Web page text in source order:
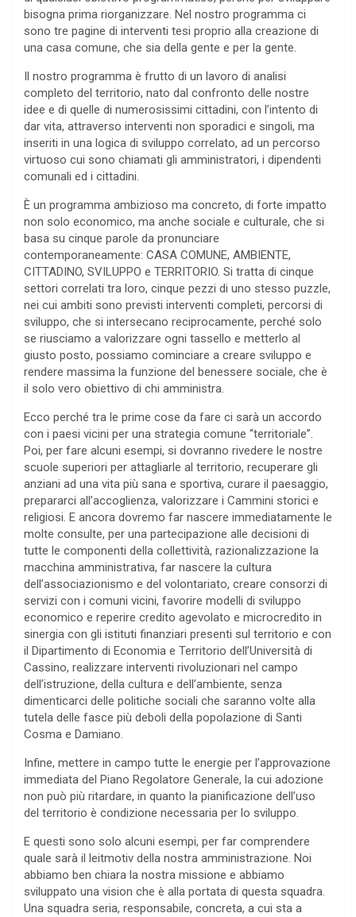
bisogna prima riorganizzare. Nel nostro programma ci
sono tre pagine di interventi tesi proprio alla creazione di
una casa comune, che sia della gente e per la gente.
Il nostro programma è frutto di un lavoro di analisi
completo del territorio, nato dal confronto delle nostre
idee e di quelle di numerosissimi cittadini, con l’intento di
dar vita, attraverso interventi non sporadici e singoli, ma
inseriti in una logica di sviluppo correlato, ad un percorso
virtuoso cui sono chiamati gli amministratori, i dipendenti
comunali ed i cittadini.
È un programma ambizioso ma concreto, di forte impatto
non solo economico, ma anche sociale e culturale, che si
basa su cinque parole da pronunciare
contemporaneamente: CASA COMUNE, AMBIENTE,
CITTADINO, SVILUPPO e TERRITORIO. Si tratta di cinque
settori correlati tra loro, cinque pezzi di uno stesso puzzle,
nei cui ambiti sono previsti interventi completi, percorsi di
sviluppo, che si intersecano reciprocamente, perché solo
se riusciamo a valorizzare ogni tassello e metterlo al
giusto posto, possiamo cominciare a creare sviluppo e
rendere massima la funzione del benessere sociale, che è
il solo vero obiettivo di chi amministra.
Ecco perché tra le prime cose da fare ci sarà un accordo
con i paesi vicini per una strategia comune “territoriale”.
Poi, per fare alcuni esempi, si dovranno rivedere le nostre
scuole superiori per attagliarle al territorio, recuperare gli
anziani ad una vita più sana e sportiva, curare il paesaggio,
prepararci all’accoglienza, valorizzare i Cammini storici e
religiosi. E ancora dovremo far nascere immediatamente le
molte consulte, per una partecipazione alle decisioni di
tutte le componenti della collettività, razionalizzazione la
macchina amministrativa, far nascere la cultura
dell’associazionismo e del volontariato, creare consorzi di
servizi con i comuni vicini, favorire modelli di sviluppo
economico e reperire credito agevolato e microcredito in
sinergia con gli istituti finanziari presenti sul territorio e con
il Dipartimento di Economia e Territorio dell’Università di
Cassino, realizzare interventi rivoluzionari nel campo
dell’istruzione, della cultura e dell’ambiente, senza
dimenticarci delle politiche sociali che saranno volte alla
tutela delle fasce più deboli della popolazione di Santi
Cosma e Damiano.
Infine, mettere in campo tutte le energie per l’approvazione
immediata del Piano Regolatore Generale, la cui adozione
non può più ritardare, in quanto la pianificazione dell’uso
del territorio è condizione necessaria per lo sviluppo.
E questi sono solo alcuni esempi, per far comprendere
quale sarà il leitmotiv della nostra amministrazione. Noi
abbiamo ben chiara la nostra missione e abbiamo
sviluppato una vision che è alla portata di questa squadra.
Una squadra seria, responsabile, concreta, a cui sta a